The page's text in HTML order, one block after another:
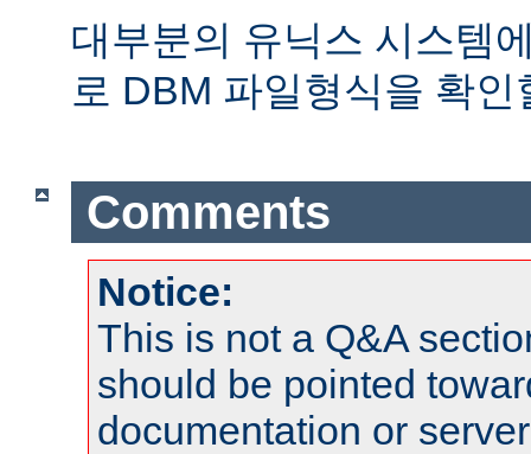
대부분의 유닉스 시스템
로 DBM 파일형식을 확인
Comments
Notice:
This is not a Q&A
should be pointed
documentation or